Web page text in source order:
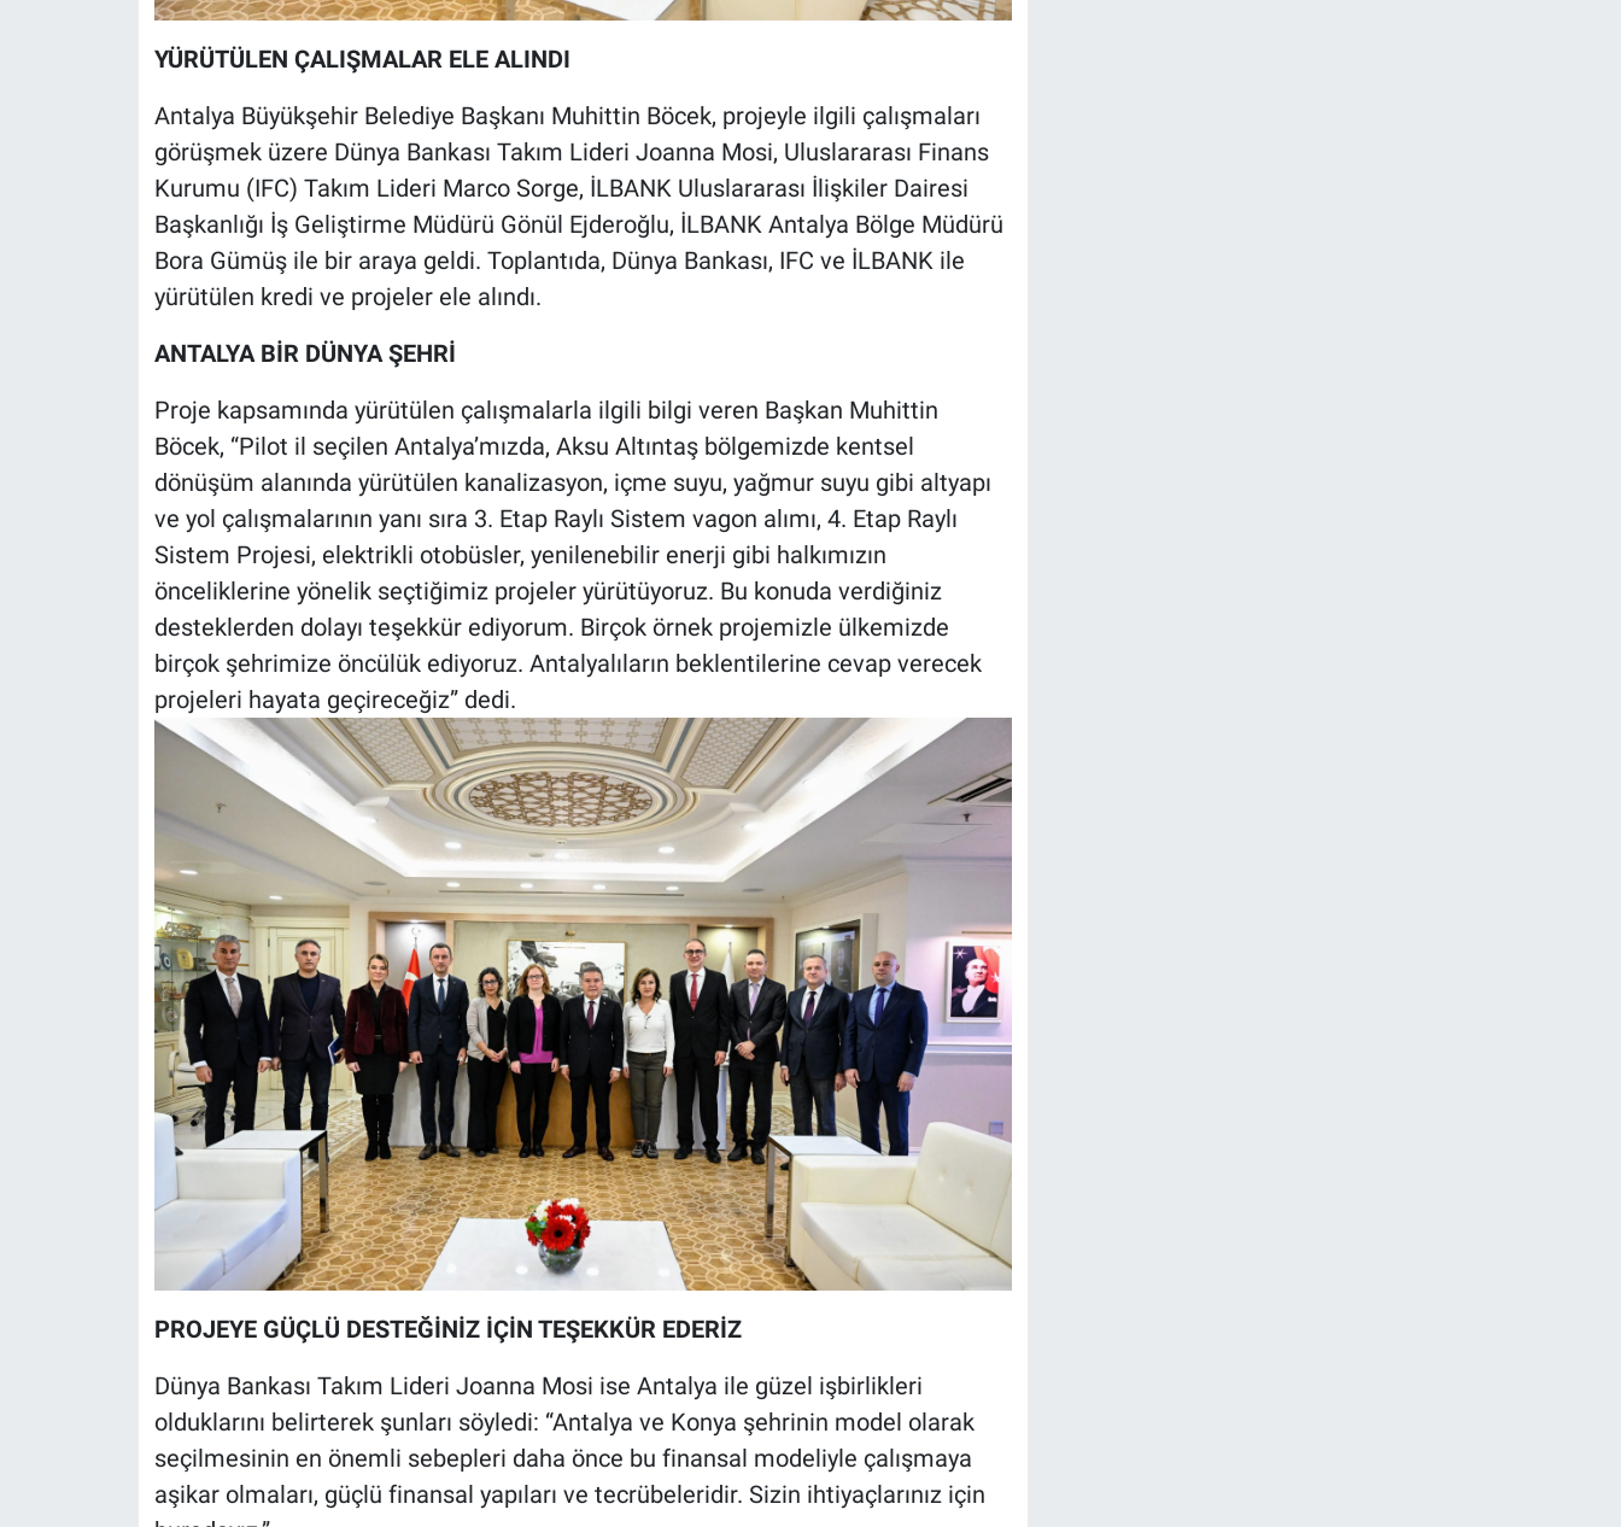
YÜRÜTÜLEN ÇALIŞMALAR ELE ALINDI
Antalya Büyükşehir Belediye Başkanı Muhittin Böcek, projeyle ilgili çalışmaları
görüşmek üzere Dünya Bankası Takım Lideri Joanna Mosi, Uluslararası Finans
Kurumu (IFC) Takım Lideri Marco Sorge, İLBANK Uluslararası İlişkiler Dairesi
Başkanlığı İş Geliştirme Müdürü Gönül Ejderoğlu, İLBANK Antalya Bölge Müdürü
Bora Gümüş ile bir araya geldi. Toplantıda, Dünya Bankası, IFC ve İLBANK ile
yürütülen kredi ve projeler ele alındı.
ANTALYA BİR DÜNYA ŞEHRİ
Proje kapsamında yürütülen çalışmalarla ilgili bilgi veren Başkan Muhittin
Böcek, “Pilot il seçilen Antalya’mızda, Aksu Altıntaş bölgemizde kentsel
dönüşüm alanında yürütülen kanalizasyon, içme suyu, yağmur suyu gibi altyapı
ve yol çalışmalarının yanı sıra 3. Etap Raylı Sistem vagon alımı, 4. Etap Raylı
Sistem Projesi, elektrikli otobüsler, yenilenebilir enerji gibi halkımızın
önceliklerine yönelik seçtiğimiz projeler yürütüyoruz. Bu konuda verdiğiniz
desteklerden dolayı teşekkür ediyorum. Birçok örnek projemizle ülkemizde
birçok şehrimize öncülük ediyoruz. Antalyalıların beklentilerine cevap verecek
projeleri hayata geçireceğiz” dedi.
PROJEYE GÜÇLÜ DESTEĞİNİZ İÇİN TEŞEKKÜR EDERİZ
Dünya Bankası Takım Lideri Joanna Mosi ise Antalya ile güzel işbirlikleri
olduklarını belirterek şunları söyledi: “Antalya ve Konya şehrinin model olarak
seçilmesinin en önemli sebepleri daha önce bu finansal modeliyle çalışmaya
aşikar olmaları, güçlü finansal yapıları ve tecrübeleridir. Sizin ihtiyaçlarınız için